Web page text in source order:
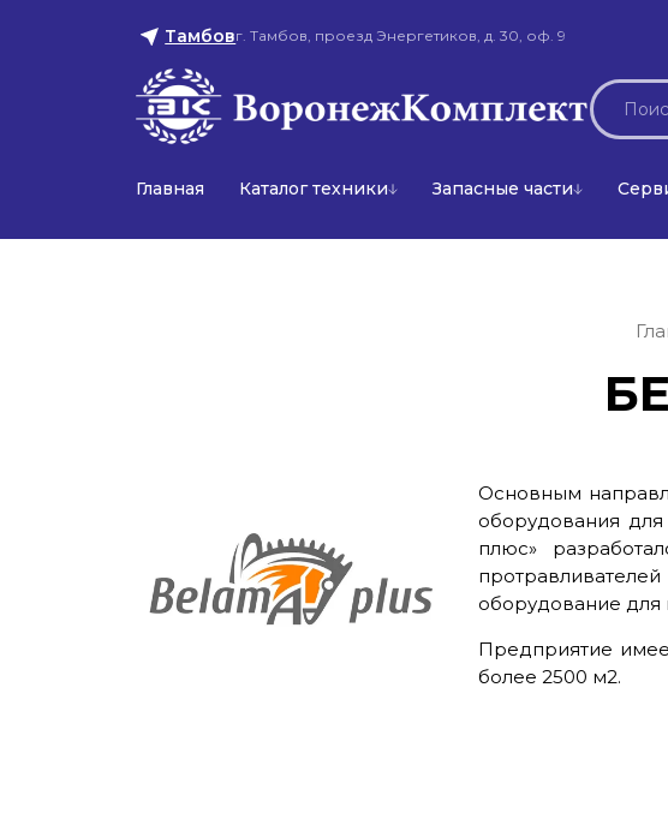
Тамбовг. Тамбов, проезд Энергетиков, д. 30, оф. 9
Главная Каталог техники Запасные части
Основным
оборудования
плюс»
оборудование для
Предприятие
более 2500 м2.